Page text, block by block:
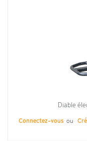
Diable
Connectez-vous ou